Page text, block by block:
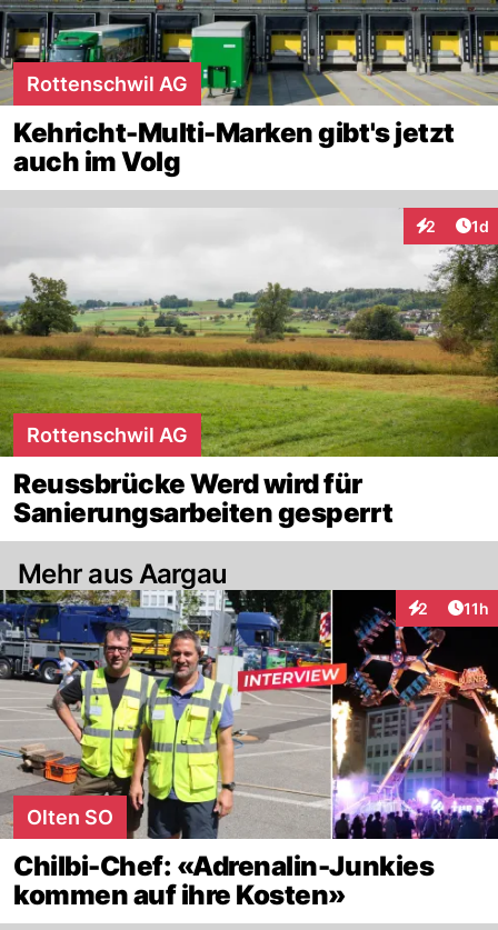
Rottenschwil AG
Kehricht-Multi-Marken gibt's jetzt
auch im Volg
2 1d
Rottenschwil AG
Reussbrücke Werd wird für
Sanierungsarbeiten gesperrt
Mehr aus Aargau
2 11h
Olten SO
Chilbi-Chef: «Adrenalin-Junkies
kommen auf ihre Kosten»